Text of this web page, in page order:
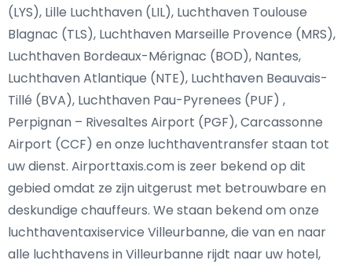
(LYS), Lille Luchthaven (LIL), Luchthaven Toulouse
Blagnac (TLS), Luchthaven Marseille Provence (MRS),
Luchthaven Bordeaux-Mérignac (BOD), Nantes,
Luchthaven Atlantique (NTE), Luchthaven Beauvais-
Tillé (BVA), Luchthaven Pau-Pyrenees (PUF) ,
Perpignan – Rivesaltes Airport (PGF), Carcassonne
Airport (CCF) en onze luchthaventransfer staan tot
uw dienst. Airporttaxis.com is zeer bekend op dit
gebied omdat ze zijn uitgerust met betrouwbare en
deskundige chauffeurs. We staan bekend om onze
luchthaventaxiservice Villeurbanne, die van en naar
alle luchthavens in Villeurbanne rijdt naar uw hotel,